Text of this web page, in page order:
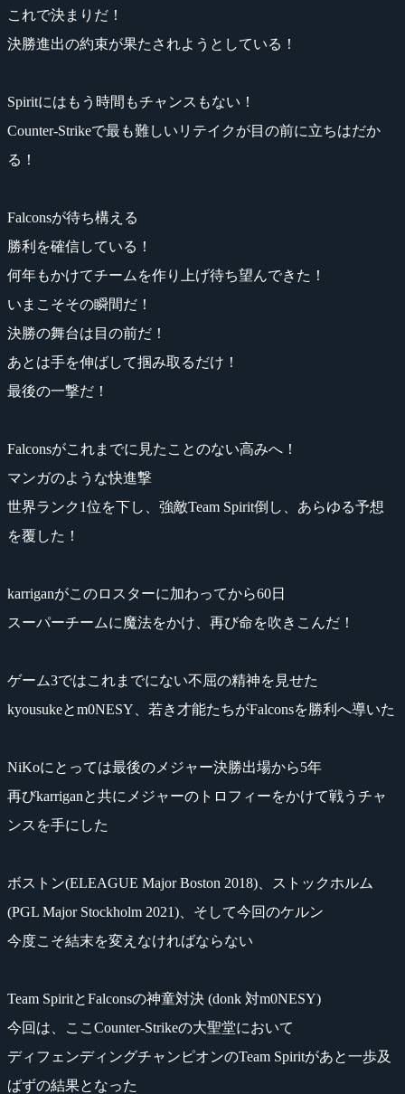
これで決まりだ！
決勝進出の約束が果たされようとしている！
Spiritにはもう時間もチャンスもない！
Counter-Strikeで最も難しいリテイクが目の前に立ちはだか
る！
Falconsが待ち構える
勝利を確信している！
何年もかけてチームを作り上げ待ち望んできた！
いまこそその瞬間だ！
決勝の舞台は目の前だ！
あとは手を伸ばして掴み取るだけ！
最後の一撃だ！
Falconsがこれまでに見たことのない高みへ！
マンガのような快進撃
世界ランク1位を下し、強敵Team Spirit倒し、あらゆる予想
を覆した！
karriganがこのロスターに加わってから60日
スーパーチームに魔法をかけ、再び命を吹きこんだ！
ゲーム3ではこれまでにない不屈の精神を見せた
kyousukeとm0NESY、若き才能たちがFalconsを勝利へ導いた
NiKoにとっては最後のメジャー決勝出場から5年
再びkarriganと共にメジャーのトロフィーをかけて戦うチャ
ンスを手にした
ボストン(ELEAGUE Major Boston 2018)、ストックホルム
(PGL Major Stockholm 2021)、そして今回のケルン
今度こそ結末を変えなければならない
Team SpiritとFalconsの神童対決 (donk 対m0NESY)
今回は、ここCounter-Strikeの大聖堂において
ディフェンディングチャンピオンのTeam Spiritがあと一歩及
ばずの結果となった